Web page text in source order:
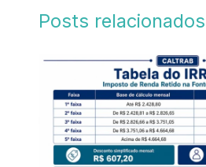
Posts relacionados